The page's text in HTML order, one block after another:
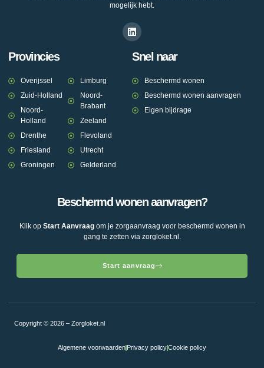
mogelijk hebt.
Provincies
Overijssel
Zuid-Holland
Noord-
Holland
Drenthe
Friesland
Groningen
Limburg
Noord-
Brabant
Zeeland
Flevoland
Utrecht
Gelderland
Snel naar
Beschermd wonen
Beschermd wonen aanvragen
Eigen bijdrage
Beschermd wonen aanvragen?
Klik op Start Aanvraagom je zorgaanvraag voor beschermd wonen in
gang te zetten via zorgloket.nl.
Start aanvraag
Copyright © 2026 – Zorgloket.nl
Algemene voorwaarden Privacy policyCookie policy